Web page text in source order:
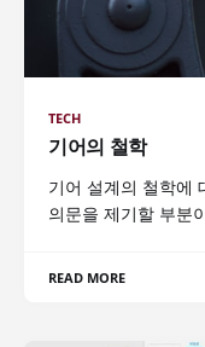
TECH
기어의 철학
기어 설계의 철학에
의문을 제기할 부분
READ MORE